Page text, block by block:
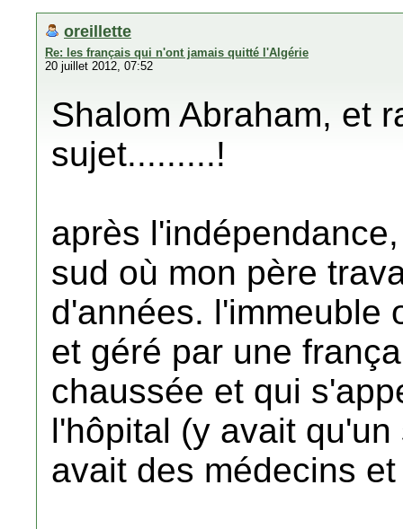
oreillette
Re: les français qui n'ont jamais quitté l'Algérie
20 juillet 2012, 07:52
Shalom Abraham, et
sujet.........!
après
sud où mon père
d'années. l'immeuble
et géré par une
chaussée et qui
l'hôpital (y avait
avait des médecins